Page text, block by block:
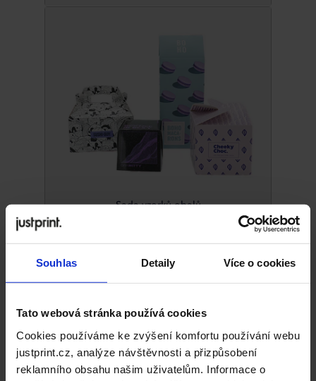
Souhlas Detaily Více o cookies
Tato webová stránka používá cookies
Cookies používáme ke zvýšení komfortu používání webu
justprint.cz, analýze návštěvnosti a přizpůsobení
reklamního obsahu našim uživatelům. Informace o
Sada vzorků obalů
Krabice a obaly
komunikaci a budování pozitivních zkušeností se
značkou, správná krabice pomáhá vytvářetosobní
vztah
, který se promítá do nákupních rozhodnutí.
Vychází z dojmů a emocí, poskytuje příjemci inspiraci